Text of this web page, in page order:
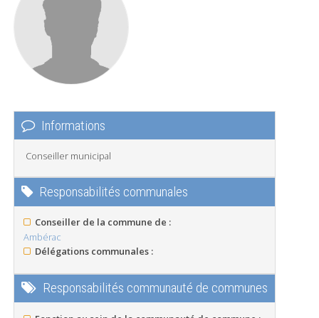
Informations
Conseiller municipal
Responsabilités communales
Conseiller de la commune de :
Ambérac
Délégations communales :
Responsabilités communauté de communes